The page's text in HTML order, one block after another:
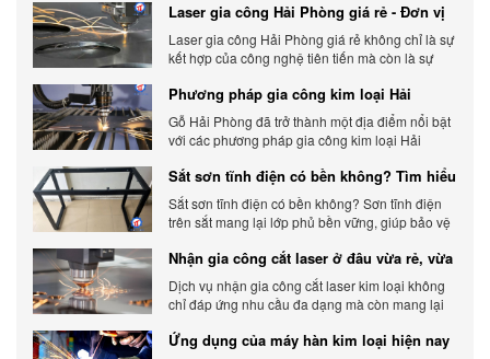
Laser gia công Hải Phòng giá rẻ - Đơn vị
gia công báo giá chính xác
Laser gia công Hải Phòng giá rẻ không chỉ là sự
kết hợp của công nghệ tiên tiến mà còn là sự
khách hàng. Xem ngay nhé.
Phương pháp gia công kim loại Hải
Phòng phổ biến hiện nay
Gỗ Hải Phòng đã trở thành một địa điểm nổi bật
với các phương pháp gia công kim loại Hải
Sắt sơn tĩnh điện có bền không? Tìm hiểu
chi tiết
Sắt sơn tĩnh điện có bền không? Sơn tĩnh điện
trên sắt mang lại lớp phủ bền vững, giúp bảo vệ
động bên ngoài.
Nhận gia công cắt laser ở đâu vừa rẻ, vừa
chất lượng
Dịch vụ nhận gia công cắt laser kim loại không
chỉ đáp ứng nhu cầu đa dạng mà còn mang lại
Ứng dụng của máy hàn kim loại hiện nay